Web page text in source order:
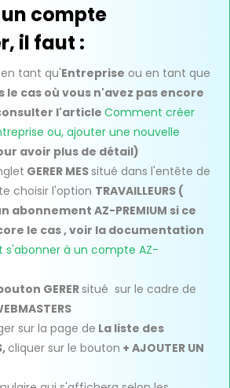
compte
il faut :
tant qu'Entreprise ou en tant que
le cas où vous n'avez pas encore
l'articleComment créer
ou, ajouter une nouvelle
avoir plus de détail)
GERER MES situé dans l'entête de
choisir l'option TRAVAILLEURS (
abonnement AZ-PREMIUM si ce
le cas , voir la documentation
s'abonner à un compte AZ-
GERER situé sur le cadre de
sur la page de La liste des
cliquer sur le bouton + AJOUTER UN